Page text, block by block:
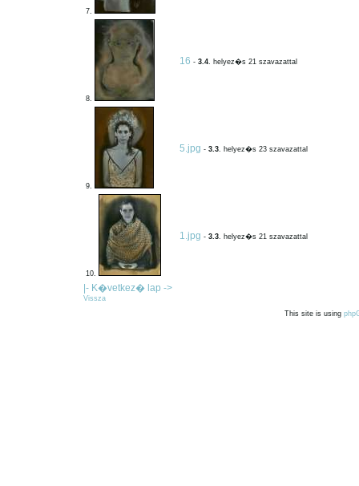
7.
8.
16 -3.4. helyez�s 21 szavazattal
9.
5.jpg -3.3. helyez�s 23 szavazattal
10.
1.jpg -3.3. helyez�s 21 szavazattal
|- K�vetkez� lap ->
Vissza
This site is using